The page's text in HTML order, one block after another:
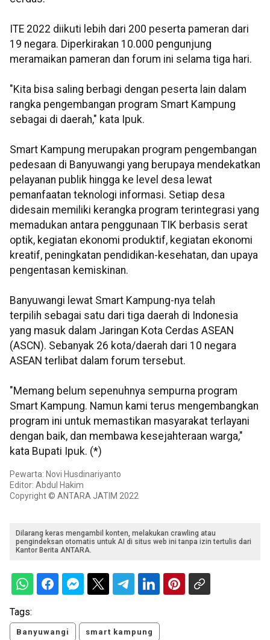
ITE 2022 diikuti lebih dari 200 peserta pameran dari
19 negara. Diperkirakan 10.000 pengunjung
meramaikan pameran dan forum ini selama tiga hari.
"Kita bisa saling berbagi dengan peserta lain dalam
rangka pengembangan program Smart Kampung
sebagai di daerah," kata Ipuk.
Smart Kampung merupakan program pengembangan
pedesaan di Banyuwangi yang berupaya mendekatkan
pelayanan publik hingga ke level desa lewat
pemanfaatan teknologi informasi. Setiap desa
didesain memiliki kerangka program terintegrasi yang
memadukan antara penggunaan TIK berbasis serat
optik, kegiatan ekonomi produktif, kegiatan ekonomi
kreatif, peningkatan pendidikan-kesehatan, dan upaya
pengentasan kemiskinan.
Banyuwangi lewat Smart Kampung-nya telah
terpilih sebagai satu dari tiga daerah di Indonesia
yang masuk dalam Jaringan Kota Cerdas ASEAN
(ASCN). Sebanyak 26 kota/daerah dari 10 negara
ASEAN terlibat dalam forum tersebut.
"Memang belum sepenuhnya sempurna program
Smart Kampung. Namun kami terus mengembangkan
program ini untuk memastikan masyarakat terlayani
dengan baik, dan membawa kesejahteraan warga,"
kata Bupati Ipuk. (*)
Pewarta: Novi Husdinariyanto
Editor: Abdul Hakim
Copyright © ANTARA JATIM 2022
Dilarang keras mengambil konten, melakukan crawling atau
pengindeksan otomatis untuk AI di situs web ini tanpa izin tertulis dari
Kantor Berita ANTARA.
Tags:
Banyuwangi smart kampung